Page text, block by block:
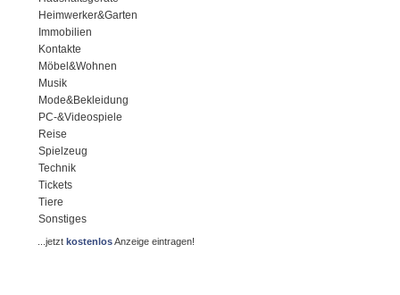
Heimwerker&Garten
Immobilien
Kontakte
Möbel&Wohnen
Musik
Mode&Bekleidung
PC-&Videospiele
Reise
Spielzeug
Technik
Tickets
Tiere
Sonstiges
...jetztkostenlosAnzeige eintragen!